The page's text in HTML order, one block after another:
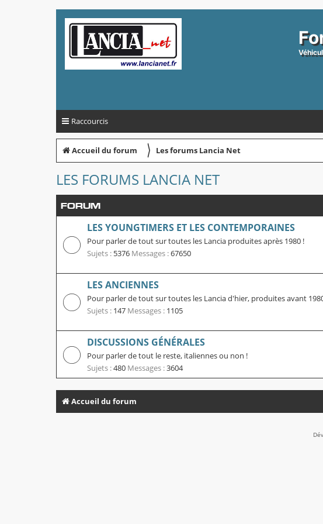
Raccourcis
Accueil du forum 〉 Les forums Lancia Net
LES FORUMS LANCIA NET
FORUM
LES YOUNGTIMERS ET LES CONTEMPORAINES
Pour parler de tout sur toutes les Lancia produites après 1980 !
Sujets : 5376 Messages :67650
LES ANCIENNES
Pour parler de tout sur toutes les Lancia d'hier, produites avant
Sujets : 147 Messages : 1105
DISCUSSIONS GÉNÉRALES
Pour parler de tout le reste, italiennes ou non !
Sujets :480 Messages :3604
Accueil du forum